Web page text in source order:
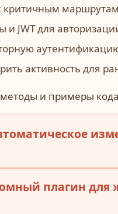
критичным
и JWT для
активность для
и примеры
плагин для